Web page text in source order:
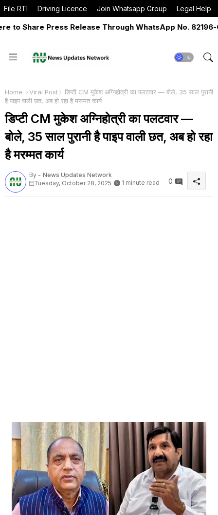
File RTI Driving Licence Join Whatsapp Group Legal Help
Share Press Release Through WhatsApp No. 82196-
Home Viral Post
डिप्टी CM मुकेश अग्निहोत्री का पलटवार — बोले, 35 साल पुरानी
है पाइप वाली छत, अब हो रहा है मरम्मत कार्य
डिप्टी CM मुकेश अग्निहोत्री का पलटवार —
बोले, 35 साल पुरानी है पाइप वाली छत, अब हो रहा
है मरम्मत कार्य
By - News Updates Network
Tuesday, October 28, 2025
1 minute read 0